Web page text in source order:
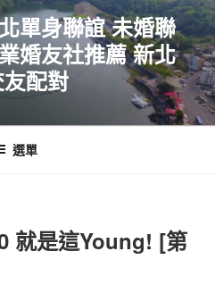
單身聯誼 未婚聯
婚友社推薦 新北
配對
選單
就是這Young! [第